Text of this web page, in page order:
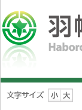
ナ
ビ